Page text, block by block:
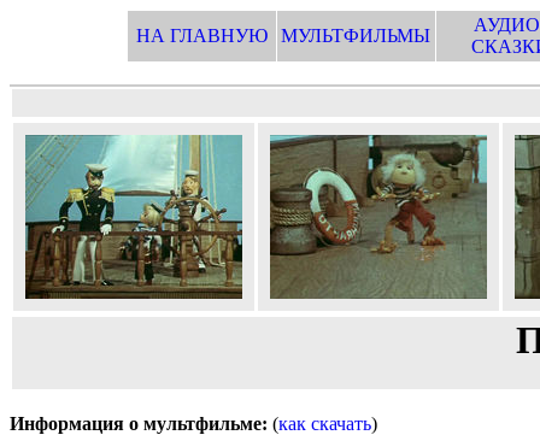
НА ГЛАВНУЮ МУЛЬТФИЛЬМЫ
Информация о мультфильме: (как скачать)